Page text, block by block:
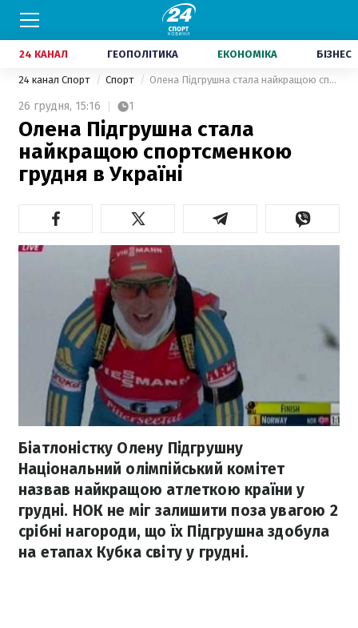
24 КАНАЛ ГЕОПОЛІТИКА ЕКОНОМІКА БІЗНЕС
24 канал Спорт Спорт Олена Підгрушна стала найкращою спортсменкою грудня в Україні
26 грудня, 15:16 1
Олена Підгрушна стала
найкращою спортсменкою
грудня в Україні
Біатлоністку Олену Підгрушну
Національний олімпійський комітет
назвав найкращою атлеткою країни у
грудні. НОК не міг залишити поза увагою 2
срібні нагороди, що їх Підгрушна здобула
на етапах Кубка світу у грудні.